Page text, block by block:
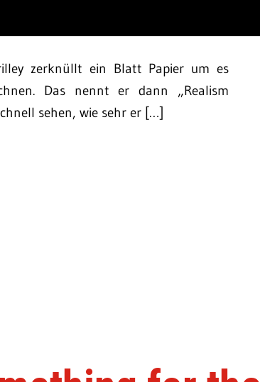
zerknüllt ein Blatt Papier um es
Das nennt er dann „Realism
sehen, wie sehr er […]